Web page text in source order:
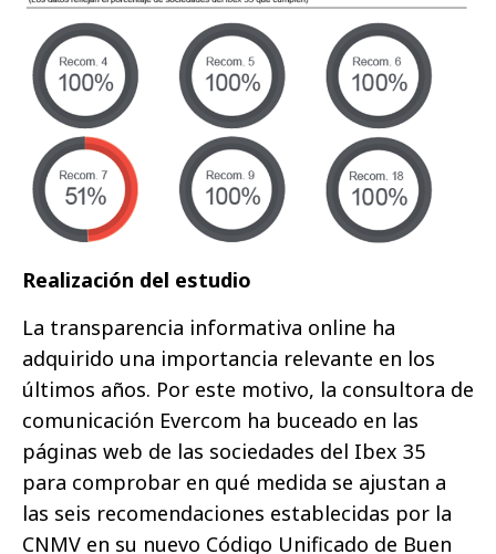
Realización del estudio
La transparencia informativa online ha
adquirido una importancia relevante en los
últimos años. Por este motivo, la consultora de
comunicación Evercom ha buceado en las
páginas web de las sociedades del Ibex 35
para comprobar en qué medida se ajustan a
las seis recomendaciones establecidas por la
CNMV en su nuevo Código Unificado de Buen